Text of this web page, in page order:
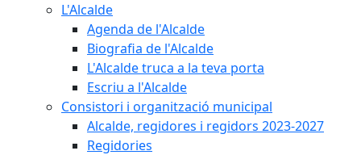
L'Alcalde
Agenda de l'Alcalde
Biografia de l'Alcalde
L'Alcalde truca a la teva porta
Escriu a l'Alcalde
Consistori i organització municipal
Alcalde, regidores i regidors 2023-2027
Regidories